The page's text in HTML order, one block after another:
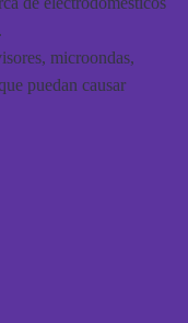
microondas,
puedan causar